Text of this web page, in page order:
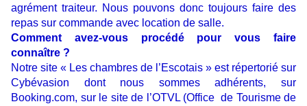
agrément traiteur. Nous pouvons donc toujours faire des
repas sur commande avec location de salle.
Comment avez-vous procédé pour vous faire
connaître ?
Notre site « Les chambres de l’Escotais » est répertorié sur
Cybévasion dont nous sommes adhérents, sur
Booking.com, sur le site de l’OTVL (Office de Tourisme de